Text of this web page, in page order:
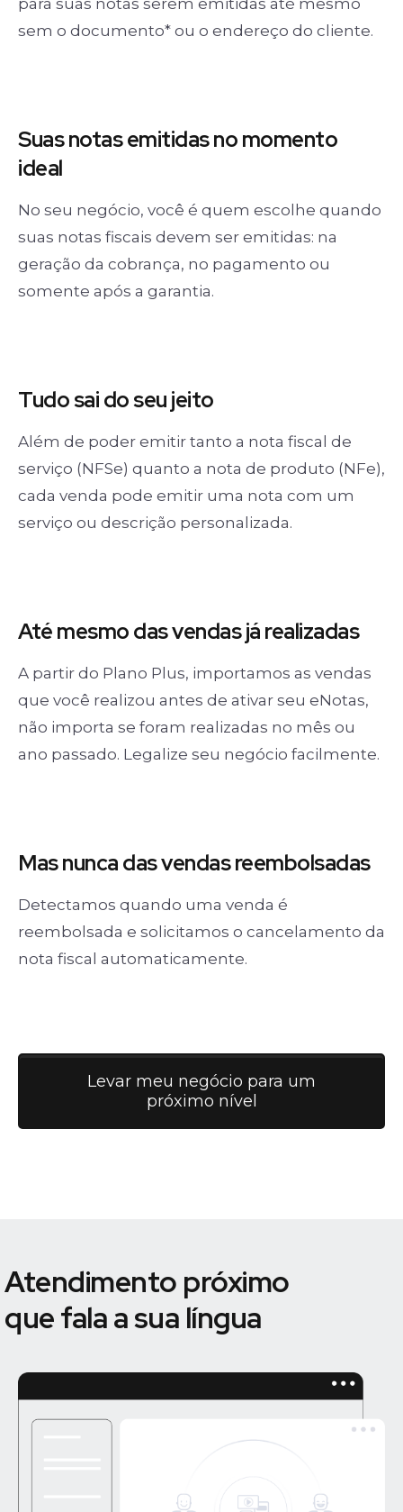
para suas notas serem emitidas até mesmo
sem o documento* ou o endereço do cliente.
Suas notasemitidas no momento
ideal
No seu negócio, você é quem escolhe quando
suas notas fiscais devem ser emitidas: na
geração da cobrança, no pagamento ou
somente após a garantia.
Tudo saido seu jeito
Além de poder emitir tanto a nota fiscal de
serviço (NFSe) quanto a nota de produto (NFe),
cada venda pode emitir uma nota com um
serviço ou descrição personalizada.
Até mesmo dasvendas já realizadas
A partir do Plano Plus, importamos as vendas
que você realizou antes de ativar seu eNotas,
não importa se foram realizadas no mês ou
ano passado. Legalize seu negócio facilmente.
Mas nuncadas vendasreembolsadas
Detectamos quando uma venda é
reembolsada e solicitamos o cancelamento da
nota fiscal automaticamente.
Levar meu negócio para um
próximo nível
Atendimento próximo
que fala a sua língua